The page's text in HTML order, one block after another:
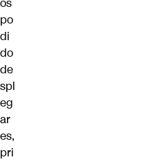
po
di
do
de
spl
eg
ar
es,
pri